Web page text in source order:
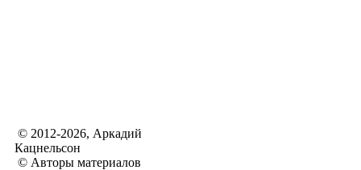
© 2012-2026, Аркадий
Кацнельсон
© Авторы материалов